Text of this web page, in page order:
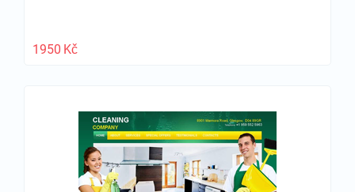
1950 Kč